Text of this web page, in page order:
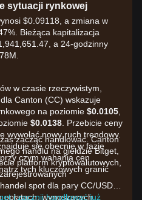
sytuacji rynkowej
$0.09118, a zmiana w
Bieżąca kapitalizacja
a 24-godzinny
w czasie rzeczywistym,
Canton (CC) wskazuje
na poziomie $0.0105
$0.0138 . Przebicie ceny
wywołać nowy ruch trendowy.
się obecnie w fazie
przy czym wahania cen
tych kluczowych granic
zacząć handlować. Canton
handlu na giełdzie Bitget,
platform kryptowalutowych,
spot dla pary CC/USDT
wynoszących
i zacznij handlować już